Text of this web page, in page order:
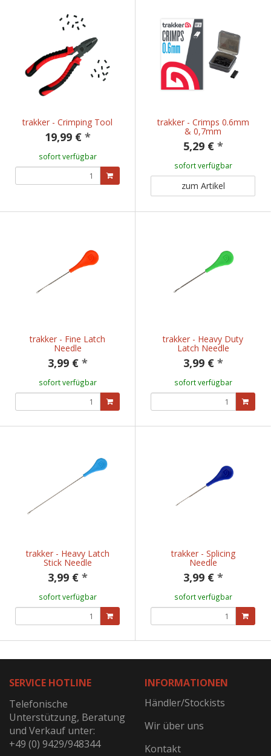
trakker - Crimping Tool
19,99 € *
sofort verfügbar
trakker - Crimps 0.6mm
& 0,7mm
5,29 € *
sofort verfügbar
zum Artikel
trakker - Fine Latch
Needle
3,99 € *
sofort verfügbar
trakker - Heavy Duty
Latch Needle
3,99 € *
sofort verfügbar
trakker - Heavy Latch
Stick Needle
3,99 € *
sofort verfügbar
trakker - Splicing
Needle
3,99 € *
sofort verfügbar
SERVICE HOTLINE
Telefonische
Unterstützung, Beratung
und Verkauf unter:
+49 (0) 9429/948344
INFORMATIONEN
Händler/Stockists
Wir über uns
Kontakt